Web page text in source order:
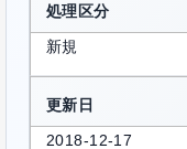
処理区分
新規
更新日
2018-12-17